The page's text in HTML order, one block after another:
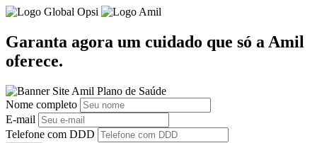
Garanta agora um cuidado que só a Amil
oferece.
Nome completo
E-mail
Telefone com DDD